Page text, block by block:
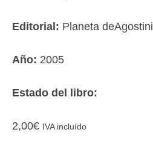
Editorial: Planeta deAgostini
Año: 2005
Estado del libro:
2,00€ IVA incluído